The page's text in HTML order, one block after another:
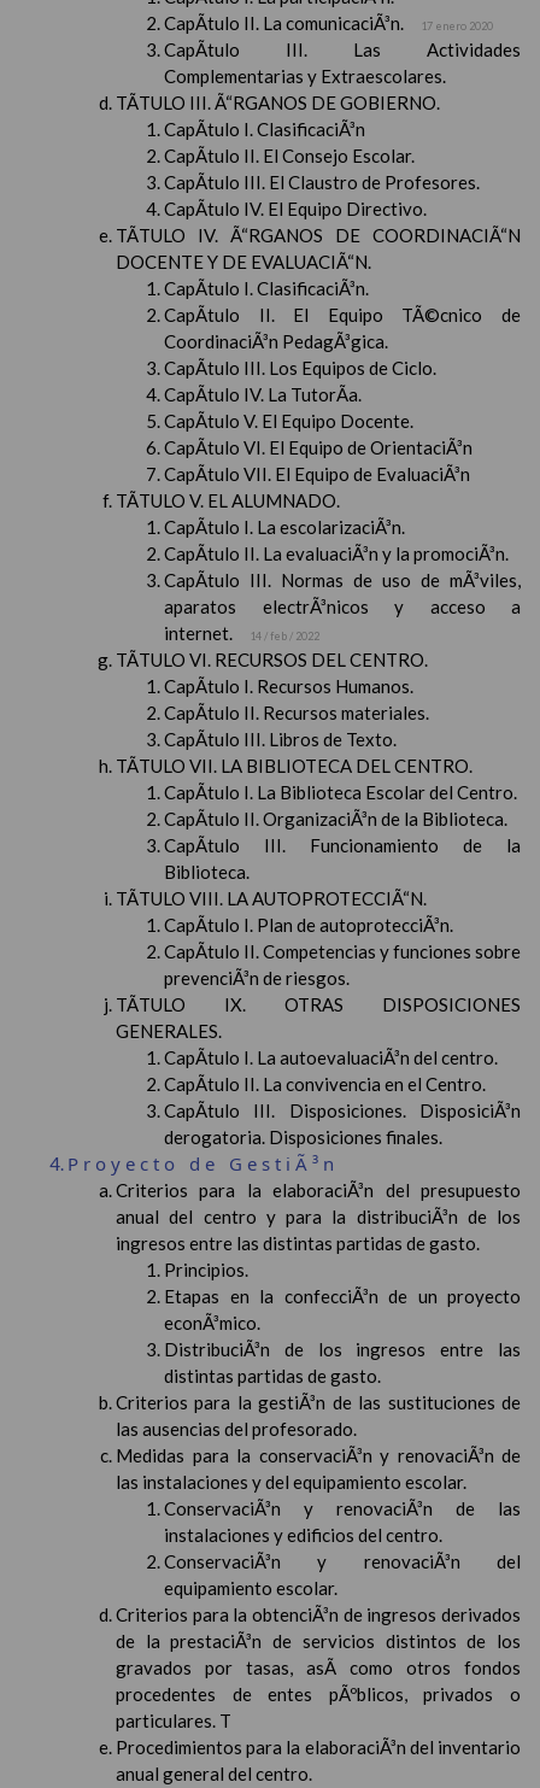
CapÃ­tulo II. La comunicaciÃ³n.
17 enero 2020
CapÃ­tulo III. Las Actividades
Complementarias y Extraescolares.
TÃTULO III. Ã“RGANOS DE GOBIERNO.
CapÃ­tulo I. ClasificaciÃ³n
CapÃ­tulo II. El Consejo Escolar.
CapÃ­tulo III. El Claustro de Profesores.
CapÃ­tulo IV. El Equipo Directivo.
TÃTULO IV. Ã“RGANOS DE COORDINACIÃ“N
DOCENTE Y DE EVALUACIÃ“N.
CapÃ­tulo I. ClasificaciÃ³n.
CapÃ­tulo II. El Equipo TÃ©cnico de
CoordinaciÃ³n PedagÃ³gica.
CapÃ­tulo III. Los Equipos de Ciclo.
CapÃ­tulo IV. La TutorÃ­a.
CapÃ­tulo V. El Equipo Docente.
CapÃ­tulo VI. El Equipo de OrientaciÃ³n
CapÃ­tulo VII. El Equipo de EvaluaciÃ³n
TÃTULO V. EL ALUMNADO.
CapÃ­tulo I. La escolarizaciÃ³n.
CapÃ­tulo II. La evaluaciÃ³n y la promociÃ³n.
CapÃ­tulo III. Normas de uso de mÃ³viles,
aparatos electrÃ³nicos y acceso a
internet.
14 / feb / 2022
TÃTULO VI. RECURSOS DEL CENTRO.
CapÃ­tulo I. Recursos Humanos.
CapÃ­tulo II. Recursos materiales.
CapÃ­tulo III. Libros de Texto.
TÃTULO VII. LA BIBLIOTECA DEL CENTRO.
CapÃ­tulo I. La Biblioteca Escolar del Centro.
CapÃ­tulo II. OrganizaciÃ³n de la Biblioteca.
CapÃ­tulo III. Funcionamiento de la
Biblioteca.
TÃTULO VIII. LA AUTOPROTECCIÃ“N.
CapÃ­tulo I. Plan de autoprotecciÃ³n.
CapÃ­tulo II. Competencias y funciones sobre
prevenciÃ³n de riesgos.
TÃTULO IX. OTRAS DISPOSICIONES
GENERALES.
CapÃ­tulo I. La autoevaluaciÃ³n del centro.
CapÃ­tulo II. La convivencia en el Centro.
CapÃ­tulo III. Disposiciones. DisposiciÃ³n
derogatoria. Disposiciones finales.
Proyecto de GestiÃ³n
Criterios para la elaboraciÃ³n del presupuesto
anual del centro y para la distribuciÃ³n de los
ingresos entre las distintas partidas de gasto.
Principios.
Etapas en la confecciÃ³n de un proyecto
econÃ³mico.
DistribuciÃ³n de los ingresos entre las
distintas partidas de gasto.
Criterios para la gestiÃ³n de las sustituciones de
las ausencias del profesorado.
Medidas para la conservaciÃ³n y renovaciÃ³n de
las instalaciones y del equipamiento escolar.
ConservaciÃ³n y renovaciÃ³n de las
instalaciones y edificios del centro.
ConservaciÃ³n y renovaciÃ³n del
equipamiento escolar.
Criterios para la obtenciÃ³n de ingresos derivados
de la prestaciÃ³n de servicios distintos de los
gravados por tasas, asÃ­ como otros fondos
procedentes de entes pÃºblicos, privados o
particulares. T
Procedimientos para la elaboraciÃ³n del inventario
anual general del centro.